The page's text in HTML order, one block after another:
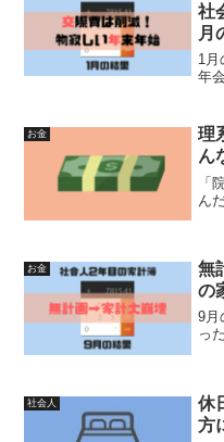
社
月
1月
年
お金
理
ん
「
ん
お金
無
の
9月
っ
社会人
休
方